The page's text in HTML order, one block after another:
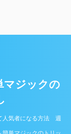
マジックの
人気者になる方法 週